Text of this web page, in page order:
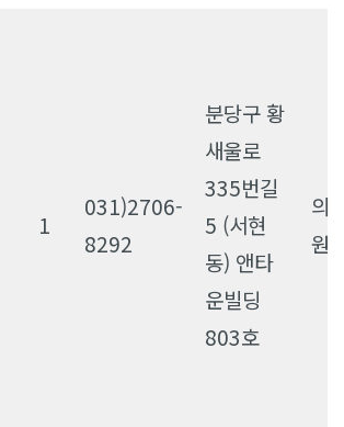
1
031)2706-
8292
분당구 황
새울로
335번길
5 (서현
동) 앤타
운빌딩
803호
의
원